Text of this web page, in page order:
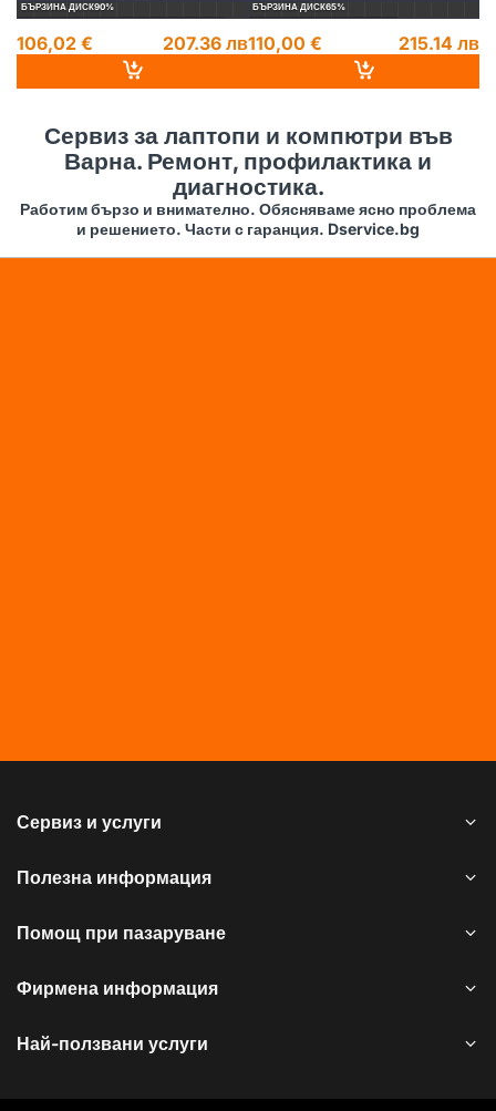
БЪРЗИНА ДИСК90%
106,02 € 207.36 лв
БЪРЗИНА ДИСК65%
110,00 € 215.14 лв
Сервиз за лаптопи и компютри във
Варна. Ремонт, профилактика и
диагностика.
Работим бързо и внимателно. Обясняваме ясно проблема
и решението. Части с гаранция. Dservice.bg
Сервиз и услуги
Полезна информация
Помощ при пазаруване
Фирмена информация
Най-ползвани услуги